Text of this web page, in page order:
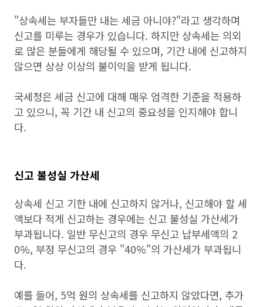
"상속세는 부자들만 내는 세금 아니야?"라고 생각하며
신고를 미루는 경우가 있습니다. 하지만 상속세는 의외
로 많은 분들에게 해당될 수 있으며, 기간 내에 신고하지
않으면 상상 이상의 불이익을 받게 됩니다.
국세청은 세금 신고에 대해 매우 엄격한 기준을 적용하
고 있으니, 꼭 기간 내 신고의 중요성을 인지해야 합니
다.
신고 불성실 가산세
상속세 신고 기한 내에 신고하지 않거나, 신고해야 할 세
액보다 적게 신고하는 경우에는 신고 불성실 가산세가
부과됩니다. 일반 무신고의 경우 무신고 납부세액의 2
0%, 부정 무신고의 경우 "40%"의 가산세가 부과됩니
다.
예를 들어, 5억 원의 상속세를 신고하지 않았다면, 추가